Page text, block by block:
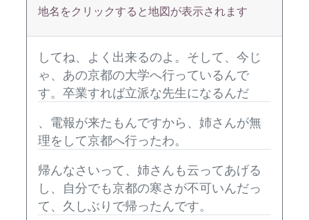
地名をクリックすると地図が表示されます
してね、よく出来るのよ。そして、今じ
ゃ、あの京都の大学へ行っているんで
す。卒業すれば立派な先生になるんだ
、電報が来たもんですから、姉さんが無
理をして京都へ行ったわ。
帰んなさいって、姉さんも云ってあげる
し、自分でも京都の寒さが不可いんだっ
て、久しぶりで帰ったんです。